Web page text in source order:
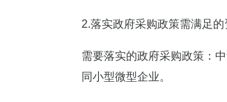
2.落实政府采购政策需满足的
需要落实的政府采购政策：
同小型微型企业。